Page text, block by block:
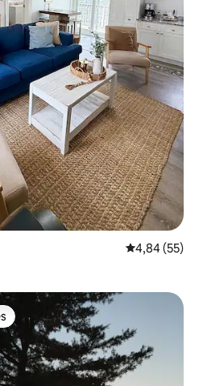
4,84 de uma
4,84 (55)
dos hóspedes